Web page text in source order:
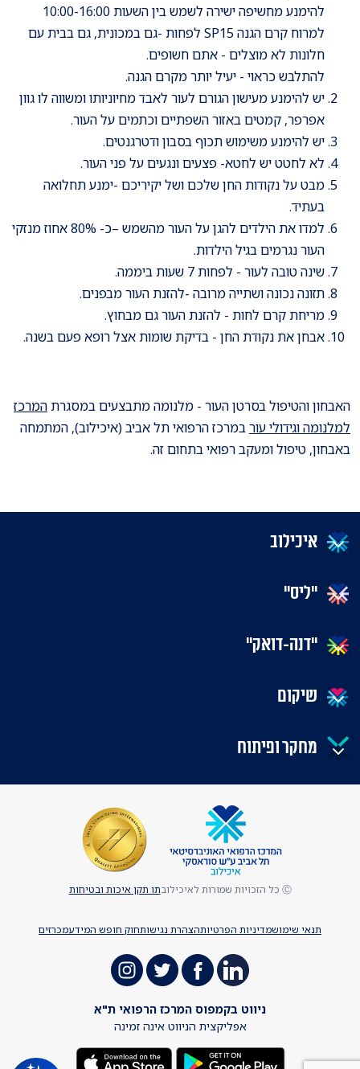
להימנע מחשיפה ישירה לשמש בין השעות 10:00-16:00
למרוח קרם הגנה SP15 לפחות -גם במכונית, גם בבית עם
חלונות לא מוצלים - אתם חשופים.
להתלבש כראוי - יעיל יותר מקרם הגנה.
יש להימנע מעישון הגורם לעור לאבד מחיוניותו ומשווה לו גוון
אפרפר, קמטים באזור השפתיים וכתמים על העור.
יש להימנע משימוש תכוף בסבון ודטרגנטים.
לא לחטט יש לחטא- פצעים ונגעים על פני העור.
מבט על נקודות החן שלכם ושל יקיריכם -ימנע תחלואה
בעתיד.
למדו את הילדים להגן על העור מהשמש –כ- 80% אחוז מנזקי
העור נגרמים בגיל הילדות.
שינה טובה לעור - לפחות 7 שעות ביממה.
תזונה נכונה ושתייה מרובה -להזנת העור מבפנים.
מריחת קרם לחות - להזנת העור גם מבחוץ.
אבחן את נקודת החן - בדיקת שומות אצל רופא פעם בשנה.
האבחון והטיפול בסרטן העור - מלנומה מתבצעים במסגרתהמרכז
למלנומה וגידולי עורבמרכז הרפואי תל אביב (איכילוב), המתמחה
באבחון, טיפול ומעקב רפואי בתחום זה.
איכילוב
"ליס"
"דנה-דואק"
שיקום
מחקר ופיתוח
תנאי שימושמדיניות הפרטיותהצהרת נגישותחוק חופש המידעמכרזים
Ⓒ כל הזכויות שמורות לאיכילוב תו תקן איכות ובטיחות
ניווט בקמפוס המרכז הרפואי ת"א
אפליקצית הניווט אינה זמינה